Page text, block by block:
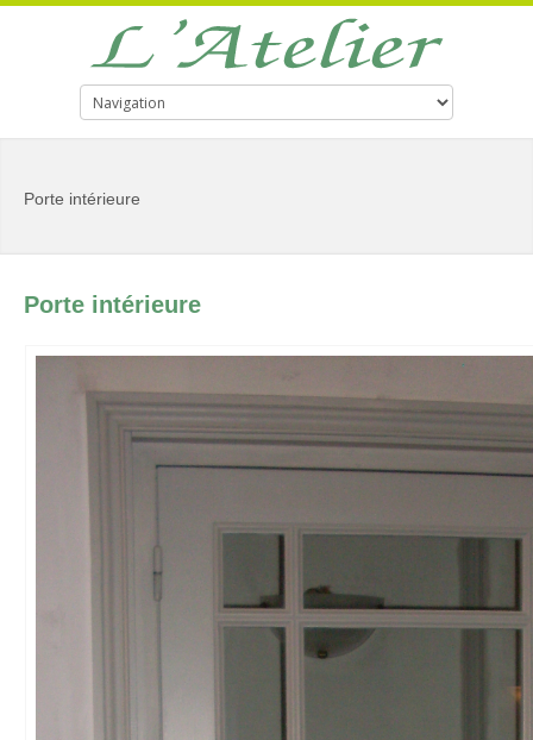
Porte intérieure
Porte intérieure